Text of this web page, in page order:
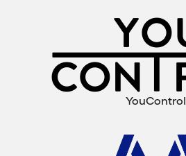
YouControl